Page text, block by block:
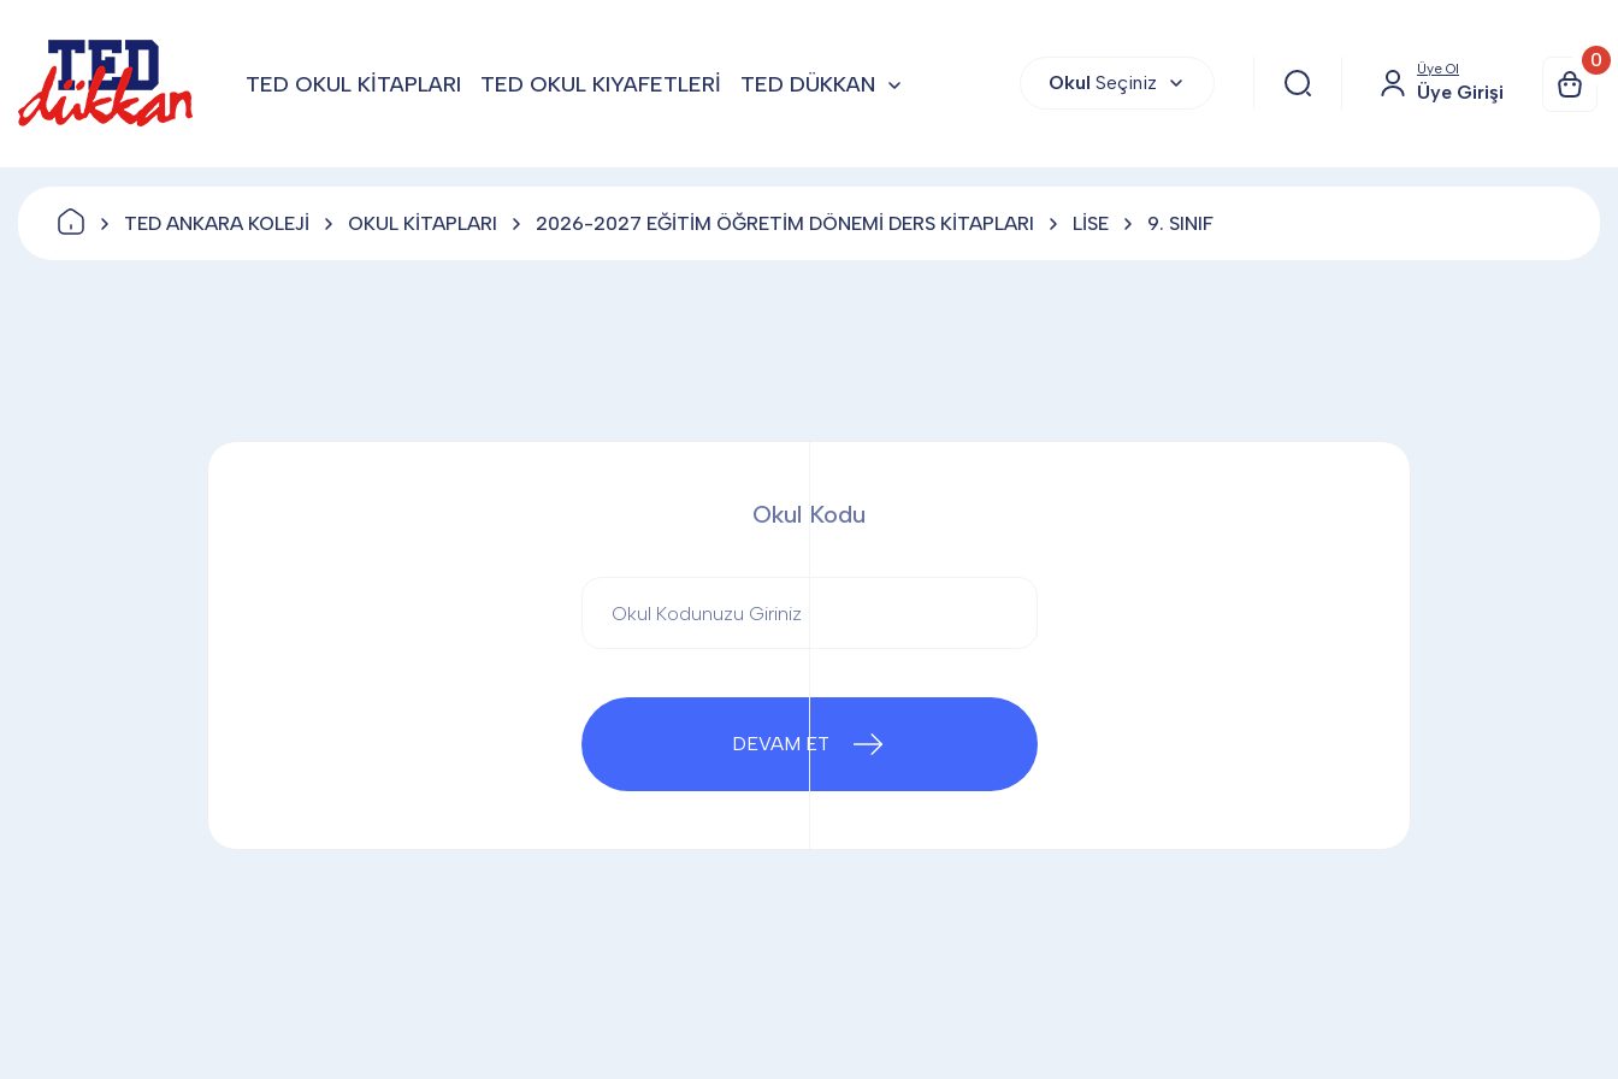
TED OKUL KİTAPLARI TED OKUL KIYAFETLERİ TED DÜKKAN Okul Seçiniz
Üye Ol
Üye Girişi
0
TED ANKARA KOLEJİ OKUL KİTAPLARI 2026-2027 EĞİTİM ÖĞRETİM DÖNEMİ DERS KİTAPLARI LİSE 9. SINIF
Okul Kodu
DEVAM ET